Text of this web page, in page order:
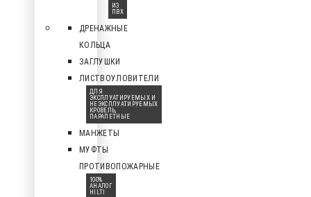
ИЗ
ПВХ
ДРЕНАЖНЫЕ
КОЛЬЦА
ЗАГЛУШКИ
ЛИСТВОУЛОВИТЕЛИ
ДЛЯ
ЭКСПЛУАТИРУЕМЫХ И
НЕЭКСПЛУАТИРУЕМЫХ
КРОВЕЛЬ,
ПАРАПЕТНЫЕ
МАНЖЕТЫ
МУФТЫ
ПРОТИВОПОЖАРНЫЕ
100%
АНАЛОГ
HILTI